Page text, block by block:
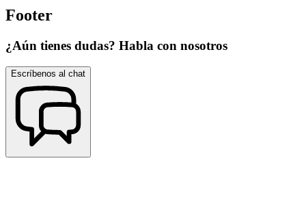
Footer
¿Aún tienes dudas? Habla con nosotros
Escríbenos al chat